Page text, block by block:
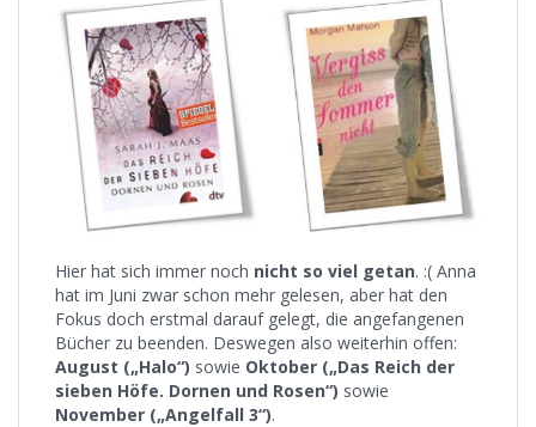
Hier hat sich immer noch nicht so viel getan. :( Anna
hat im Juni zwar schon mehr gelesen, aber hat den
Fokus doch erstmal darauf gelegt, die angefangenen
Bücher zu beenden. Deswegen also weiterhin offen:
August („Halo“) sowie Oktober („Das Reich der
sieben Höfe. Dornen und Rosen“) sowie
November („Angelfall 3“).